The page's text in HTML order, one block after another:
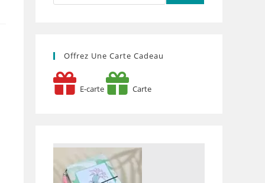
Offrez Une Carte Cadeau
E-carte Carte